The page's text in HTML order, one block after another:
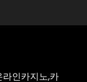
인카지노,카